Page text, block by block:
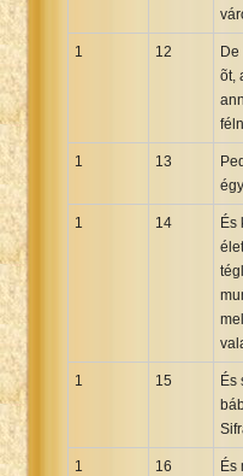
1 12
De
õt,
1 13
1 14
És
1 15
És
1 16
És